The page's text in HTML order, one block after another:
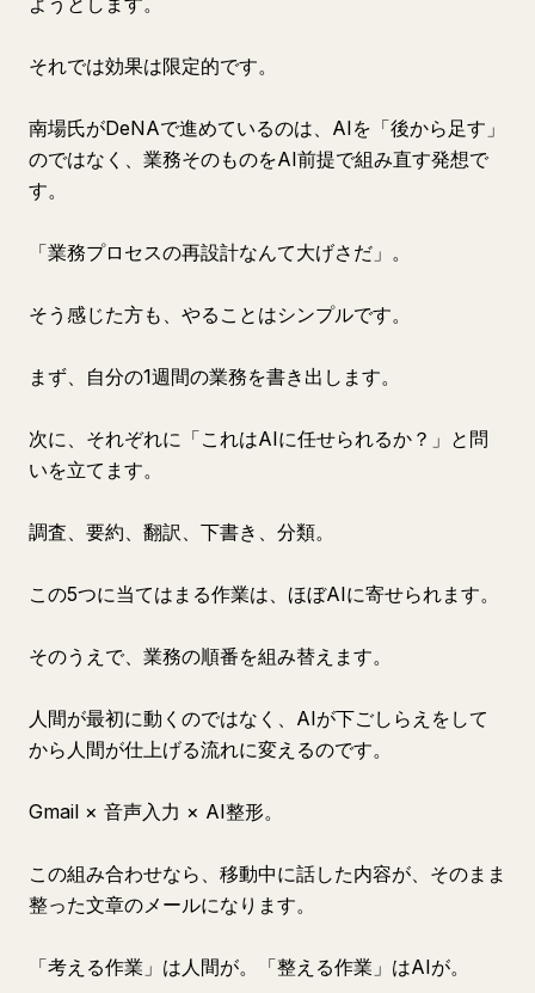
それでは効果は限定的です。
南場氏がDeNAで進めているのは、AIを「後から足す」
のではなく、業務そのものをAI前提で組み直す発想で
す。
「業務プロセスの再設計なんて大げさだ」。
そう感じた方も、やることはシンプルです。
まず、自分の1週間の業務を書き出します。
次に、それぞれに「これはAIに任せられるか？」と問
いを立てます。
調査、要約、翻訳、下書き、分類。
この5つに当てはまる作業は、ほぼAIに寄せられます。
そのうえで、業務の順番を組み替えます。
人間が最初に動くのではなく、AIが下ごしらえをして
から人間が仕上げる流れに変えるのです。
Gmail × 音声入力 × AI整形。
この組み合わせなら、移動中に話した内容が、そのまま
整った文章のメールになります。
「考える作業」は人間が。「整える作業」はAIが。